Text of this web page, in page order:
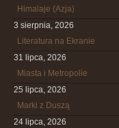
Himalaje (Azja)
3 sierpnia, 2026
Literatura na Ekranie
31 lipca, 2026
Miasta i Metropolie
25 lipca, 2026
Marki z Duszą
24 lipca, 2026